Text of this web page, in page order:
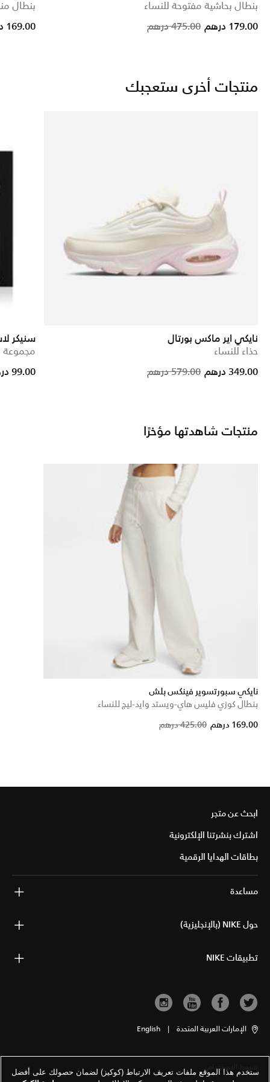
بنطال بحاشية مفتوحة للنساء
Price
475.00 درهم to
179.00 درهم
بنطال
reduced from
to
169.00 درهم
منتجات أخرى ستعجبك
نايكي اير ماكس بورتال
حذاء للنساء
Price
579.00 درهم to
349.00 درهم
سنيكر
مجموعة
99.00 درهم
منتجات شاهدتها مؤخرًا
نايكي سبورتسوير فينكس بلش
بنطال كوزي فليس هاي-ويستد وايد-ليج للنساء
Price reduced from
425.00 درهم
to 169.00 درهم
ابحث عن متجر
اشترك بنشرتنا الإلكترونية
بطاقات الهدايا الرقمية
مساعدة
حول NIKE (بالإنجليزية)
تطبيقات NIKE
الإمارات العربية المتحدة |
English
شروط الاستخدام
ستخدم هذا الموقع ملفات تعريف الارتباط (كوكيز) لضمان حصولك على أفضل